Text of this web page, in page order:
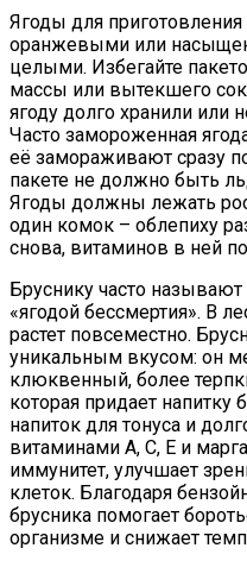
Ягоды для
оранжевыми или
целыми. Избегайте
массы или вытекшего
ягоду долго хранили или
Часто замороженная
её замораживают сразу
пакете не должно быть
Ягоды должны лежать
один комок – облепиху
снова, витаминов в ней
Бруснику часто
«ягодой бессмертия». В
растет повсеместно.
уникальным вкусом: он
клюквенный, более
которая придает напитку
напиток для тонуса и
витаминами А, С, Е и
иммунитет, улучшает
клеток. Благодаря
брусника помогает
организме и снижает